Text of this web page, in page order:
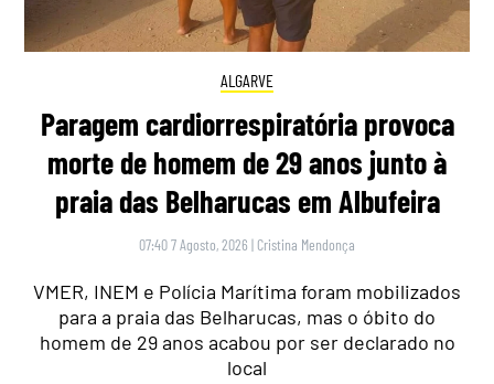
ALGARVE
Paragem cardiorrespiratória provoca
morte de homem de 29 anos junto à
praia das Belharucas em Albufeira
07:40 7 Agosto, 2026 | Cristina Mendonça
VMER, INEM e Polícia Marítima foram mobilizados
para a praia das Belharucas, mas o óbito do
homem de 29 anos acabou por ser declarado no
local